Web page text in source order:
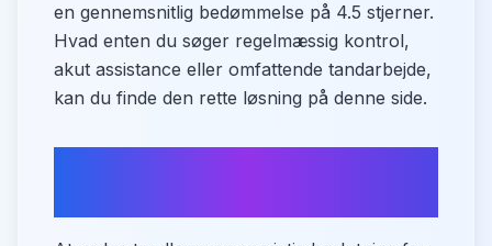
en gennemsnitlig bedømmelse på 4.5 stjerner.
Hvad enten du søger regelmæssig kontrol,
akut assistance eller omfattende tandarbejde,
kan du finde den rette løsning på denne side.